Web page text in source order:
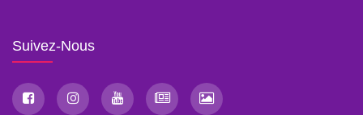
Suivez-Nous